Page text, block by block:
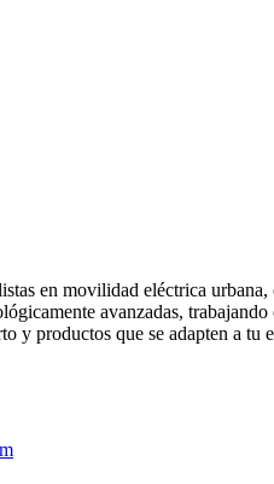
en movilidad eléctrica
avanzadas,
y productos que se adapten a tu